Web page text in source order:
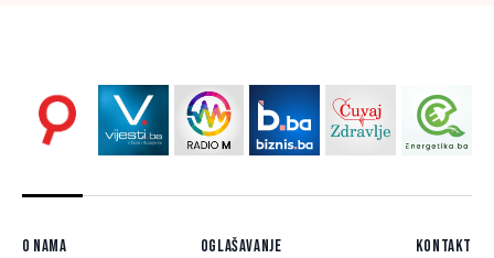
O nama Oglašavanje Kontakt